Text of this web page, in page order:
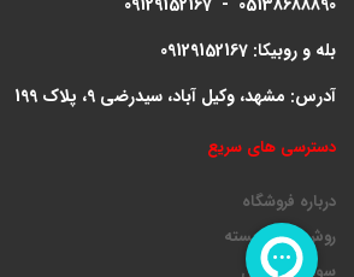
09129152167 - 05138688890
بله و روبیکا: 09129152167
آدرس: مشهد، وکیل آباد، سیدرضی 9، پلاک 199
دسترسی های سریع
درباره فروشگاه
روش ارسال بسته